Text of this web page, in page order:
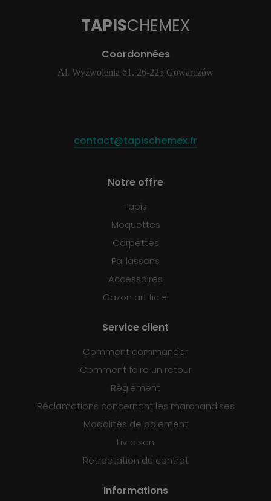
TAPISCHEMEX
Coordonnées
Al. Wyzwolenia 61, 26-225 Gowarczów
contact@tapischemex.fr
Notre offre
Tapis
Moquettes
Carpettes
Paillassons
Accessoires
Gazon artificiel
Service client
Comment commander
Comment faire un retour
Règlement
Réclamations concernant les marchandises
Modalités de paiement
Livraison
Rétractation du contrat
Informations